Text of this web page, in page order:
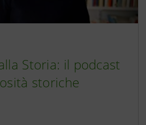
Storia: il podcast
storiche